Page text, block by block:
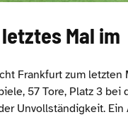
Mal im
Frankfurt zum letzten
57 Tore, Platz 3 bei
Unvollständigkeit. Ein